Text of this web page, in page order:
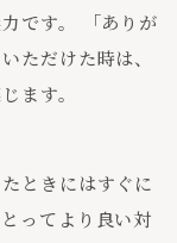
です。 「ありが
ただけた時は、
ます。
ときにはすぐに
ってより良い対